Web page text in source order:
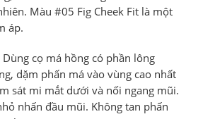
Màu #05 Fig Cheek Fit là một
áp.
Dùng cọ má hồng có phần lông
dặm phấn má vào vùng cao nhất
sát mi mắt dưới và nối ngang mũi.
nhấn đầu mũi. Không tan phấn